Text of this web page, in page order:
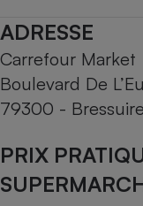
ADRESSE
Carrefour Market
Boulevard De
79300 - Bressuire
PRIX